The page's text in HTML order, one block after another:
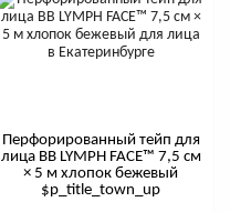
Перфорированный тейп для
лица BB LYMPH FACE™ 7,5 см
× 5 м хлопок бежевый
$р_title_town_up